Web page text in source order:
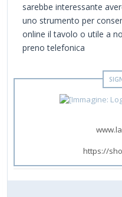
sarebbe interessante
uno strumento per
online il tavolo o utile a
preno telefonica
https://